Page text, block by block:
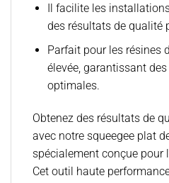
Il facilite les
des résultats de qualité
Parfait pour les résines
élevée, garantissant
optimales.
Obtenez des résultats de
avec notre squeegee plat
spécialement conçue pour
Cet outil haute